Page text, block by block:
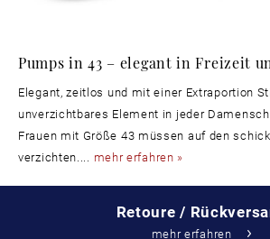
Pumps in 43 – elegant in Freizeit
Elegant, zeitlos und mit einer Extraportion
unverzichtbares Element in jeder
Frauen mit Größe 43 müssen auf den
verzichten.... mehr erfahren »
Retoure /
mehr erfahren